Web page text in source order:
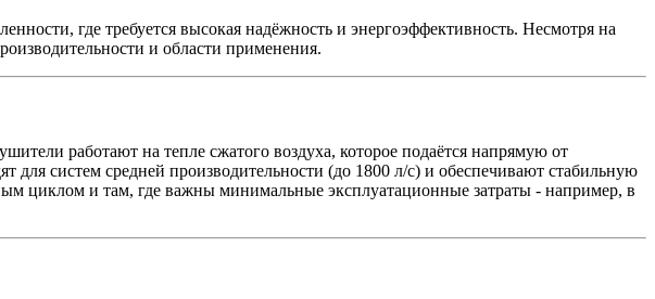
где требуется высокая надёжность и энергоэффективность. Несмотря на
и области применения.
работают на тепле сжатого воздуха, которое подаётся напрямую от
систем средней производительности (до 1800 л/с) и обеспечивают стабильную
циклом и там, где важны минимальные эксплуатационные затраты - например, в